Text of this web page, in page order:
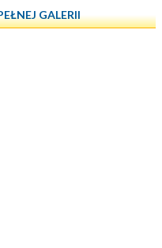
GALERII